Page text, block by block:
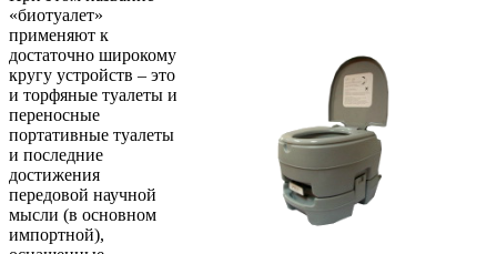
«биотуалет»
применяют к
достаточно широкому
кругу устройств – это
и торфяные туалеты и
переносные
портативные туалеты
и последние
достижения
передовой научной
мысли (в основном
импортной),